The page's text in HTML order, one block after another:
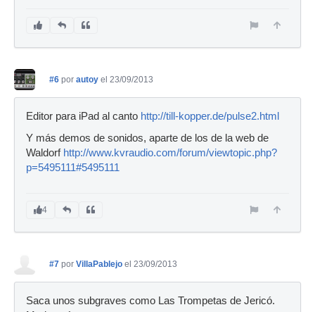
#6 por autoy el 23/09/2013
Editor para iPad al canto http://till-kopper.de/pulse2.html
Y más demos de sonidos, aparte de los de la web de
Waldorf http://www.kvraudio.com/forum/viewtopic.php?
p=5495111#5495111
4
#7 por VillaPablejo el 23/09/2013
Saca unos subgraves como Las Trompetas de Jericó.